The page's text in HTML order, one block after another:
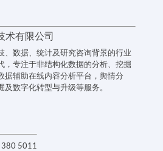
术有限公司
、数据、统计及研究咨询背景的行业
，专注于非结构化数据的分析、挖掘
据辅助在线内容分析平台，舆情分
数字化转型与升级等服务。
380 5011